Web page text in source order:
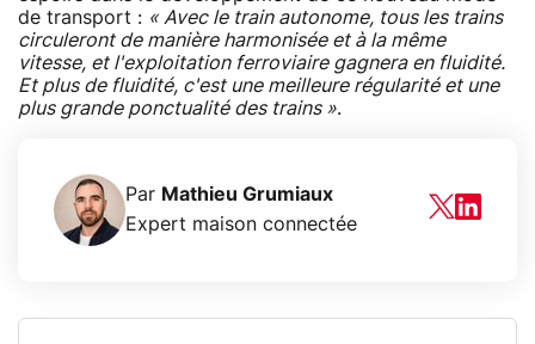
de transport : « Avec le train autonome, tous les trains
circuleront de manière harmonisée et à la même
vitesse, et l'exploitation ferroviaire gagnera en fluidité.
Et plus de fluidité, c'est une meilleure régularité et une
plus grande ponctualité des trains ».
Par Mathieu Grumiaux
Expert maison connectée